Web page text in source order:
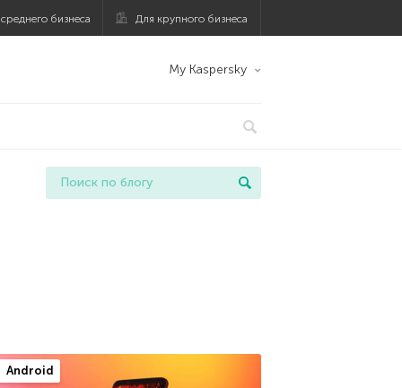
бизнеса Для крупного бизнеса
My Kaspersky
Android